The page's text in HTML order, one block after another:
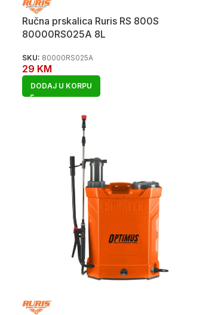
Ručna prskalica Ruris RS 800S
80000RS025A 8L
SKU: 80000RS025A
29 KM
DODAJ U KORPU